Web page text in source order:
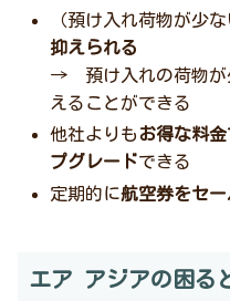
（預け入れ荷物が少
抑えられる
→ 預け入れの荷物が
えることができる
他社よりもお得な料
プグレードできる
定期的に航空券をセ
エア アジアの困る